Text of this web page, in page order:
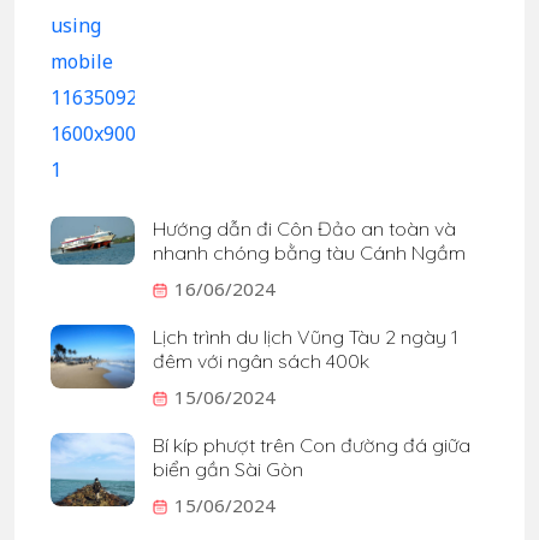
Hướng dẫn đi Côn Đảo an toàn và
nhanh chóng bằng tàu Cánh Ngầm
16/06/2024
Lịch trình du lịch Vũng Tàu 2 ngày 1
đêm với ngân sách 400k
15/06/2024
Bí kíp phượt trên Con đường đá giữa
biển gần Sài Gòn
15/06/2024